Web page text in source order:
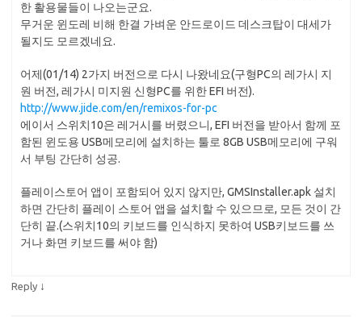
한 활용물들이 나오는군요.
무거운 윈도레 비해 한결 가벼운 안드로이드 데스크탑이 대세가
될지도 모르겠네요.
어제(01/14) 2가지 버전으로 다시 나왔네요(구형PC의 레가시 지
원 버전, 레가시 미지원 신형PC를 위한 EFI 버전).
http://www.jide.com/en/remixos-for-pc
에이서 스위치10은 레거시를 버렸으니, EFI 버전을 받아서 함께 포
함된 윈도용 USB메모리에 설치하는 툴로 8GB USB메모리에 구워
서 부팅 간단히 성공.
플레이스토어 앱이 포함되어 있지 않지만, GMSInstaller.apk 설치
하면 간단히 플레이 스토어 앱을 설치할 수 있으므로, 모든 것이 간
단히 끝.(스위치10의 키보드를 인식하지 못하여 USB키보드를 쓰
거나 화면 키보드를 써야 함)
Reply ↓